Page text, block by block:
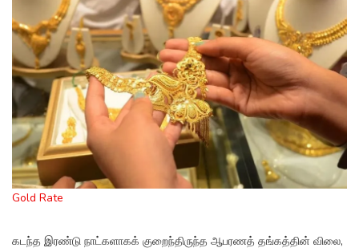
Gold Rate
கடந்த இரண்டு நாட்களாகக் குறைந்திருந்த ஆபரணத் தங்கத்தின் விலை,